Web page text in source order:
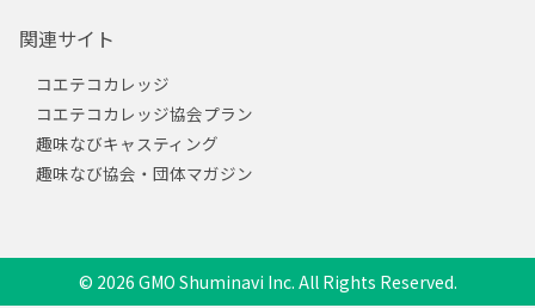
関連サイト
コエテコカレッジ
コエテコカレッジ協会プラン
趣味なびキャスティング
趣味なび協会・団体マガジン
© 2026 GMO Shuminavi Inc. All Rights Reserved.